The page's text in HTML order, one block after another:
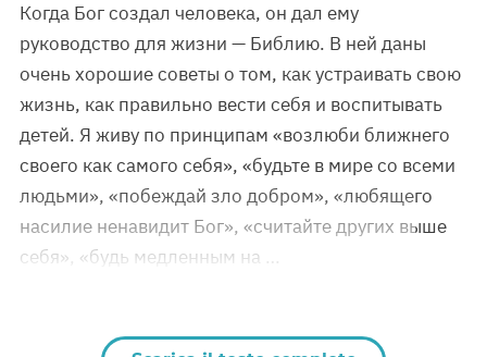
Когда Бог создал человека, он дал ему
руководство для жизни — Библию. В ней даны
очень хорошие советы о том, как устраивать свою
жизнь, как правильно вести себя и воспитывать
детей. Я живу по принципам «возлюби ближнего
своего как самого себя», «будьте в мире со всеми
людьми», «побеждай зло добром», «любящего
насилие ненавидит Бог», «считайте других выше
себя», «будь медленным на …